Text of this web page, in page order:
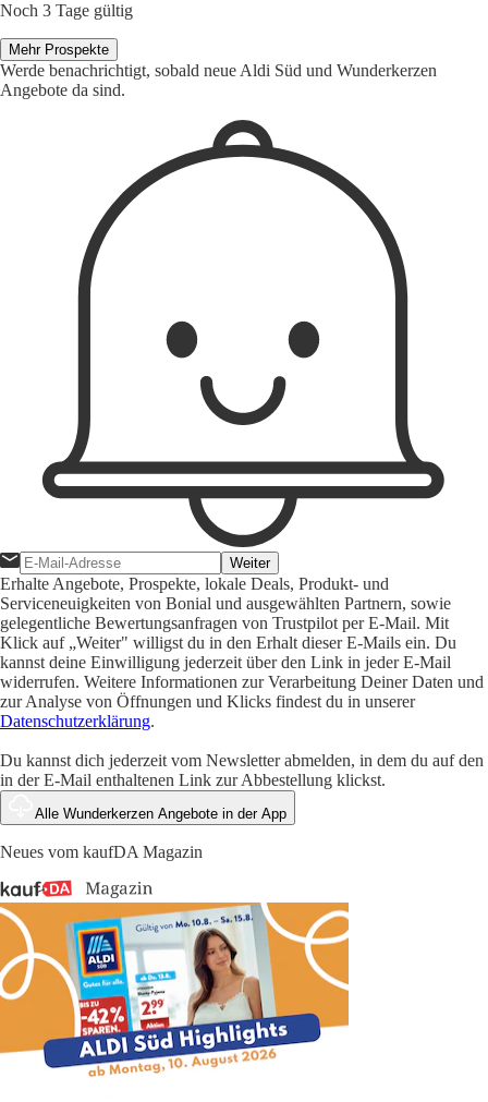
Noch 3 Tage gültig
Mehr Prospekte
Werde benachrichtigt, sobald neue Aldi Süd und Wunderkerzen
Angebote da sind.
Weiter
Erhalte Angebote, Prospekte, lokale Deals, Produkt- und
Serviceneuigkeiten von Bonial und ausgewählten Partnern, sowie
gelegentliche Bewertungsanfragen von Trustpilot per E-Mail. Mit
Klick auf „Weiter" willigst du in den Erhalt dieser E-Mails ein. Du
kannst deine Einwilligung jederzeit über den Link in jeder E-Mail
widerrufen. Weitere Informationen zur Verarbeitung Deiner Daten und
zur Analyse von Öffnungen und Klicks findest du in unserer
Datenschutzerklärung.
Du kannst dich jederzeit vom Newsletter abmelden, in dem du auf den
in der E-Mail enthaltenen Link zur Abbestellung klickst.
Alle Wunderkerzen Angebote in der App
Neues vom kaufDA Magazin